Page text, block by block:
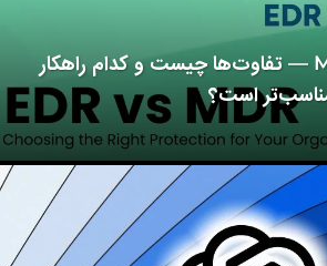
EDR در برابر MDR — تفاوت‌ها چیست و کدام راهکار
است؟